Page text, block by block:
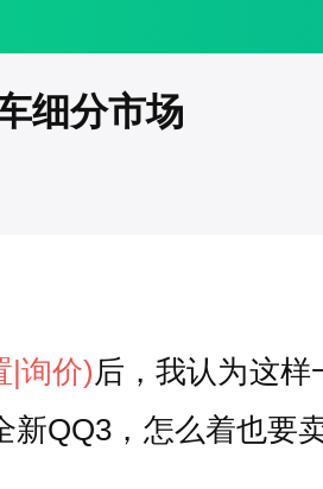
细分市场
|询价)后，我认为这
QQ3，怎么着也要